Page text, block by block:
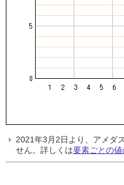
2021年3月2日より、アメダ
せん。詳しくは要素ごとの